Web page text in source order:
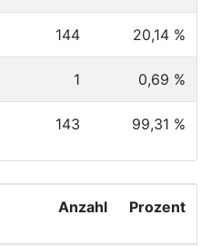
144 20,14 %
1 0,69 %
143 99,31 %
Anzahl Prozent